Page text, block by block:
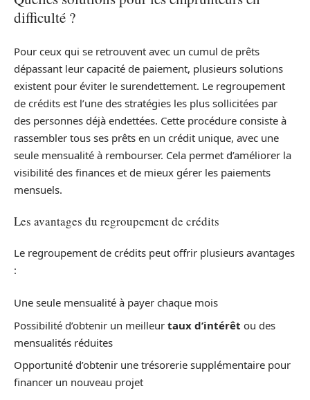
difficulté ?
Pour ceux qui se retrouvent avec un cumul de prêts
dépassant leur capacité de paiement, plusieurs solutions
existent pour éviter le surendettement. Le regroupement
de crédits est l’une des stratégies les plus sollicitées par
des personnes déjà endettées. Cette procédure consiste à
rassembler tous ses prêts en un crédit unique, avec une
seule mensualité à rembourser. Cela permet d’améliorer la
visibilité des finances et de mieux gérer les paiements
mensuels.
Les avantages du regroupement de crédits
Le regroupement de crédits peut offrir plusieurs avantages
:
Une seule mensualité à payer chaque mois
Possibilité d’obtenir un meilleur taux d’intérêt ou des
mensualités réduites
Opportunité d’obtenir une trésorerie supplémentaire pour
financer un nouveau projet